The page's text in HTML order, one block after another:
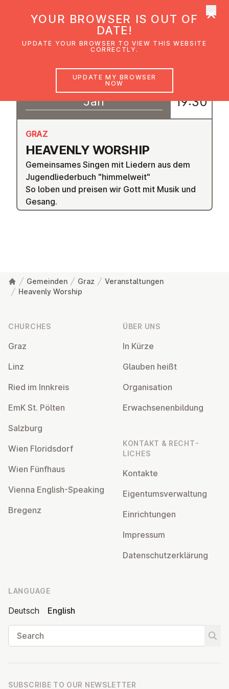
HEAVENLY WORSHIP
GRAZ
Gemeinsames Singen mit Liedern aus dem
Jugendliederbuch "himmelweit"
So loben und preisen wir Gott mit Musik und
Gesang.
08
Jan 19:30
Gemeinden Graz
Veranstaltungen
Heavenly Worship
CHURCHES
Graz
Linz
Ried im Innkreis
EmK St. Pölten
Salzburg
Wien Flor­idsdorf
Wien Fünfhaus
Vienna English-Speaking
Bregenz
ÜBER UNS
In Kürze
Glauben heißt
Or­gan­isa­tion
Er­wach­sen­en­bildung
KONTAKT & RECHT­
LICHES
Kontakte
Ei­gentums­ver­wal­tung
Ein­rich­tun­gen
Impressum
Datens­chutzerklärung
LANGUAGE
Deutsch
English
Search
SUBSCRIBE TO OUR NEWSLETTER
YOUR BROWSER IS OUT OF
DATE!
UPDATE YOUR BROWSER TO VIEW THIS WEBSITE
CORRECTLY.
UPDATE MY BROWSER
NOW
×